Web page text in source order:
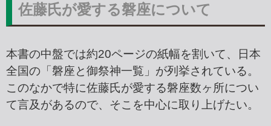
佐藤氏が愛する磐座について
本書の中盤では約20ページの紙幅を割いて、日本
全国の「磐座と御祭神一覧」が列挙されている。
このなかで特に佐藤氏が愛する磐座数ヶ所につい
て言及があるので、そこを中心に取り上げたい。